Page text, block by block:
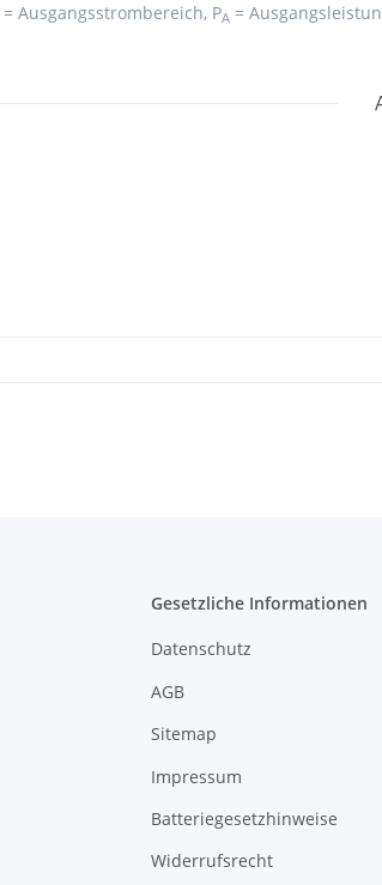
= Ausgangsstrombereich, PA =
Gesetzliche Informationen
Datenschutz
AGB
Sitemap
Impressum
Batteriegesetzhinweise
Widerrufsrecht